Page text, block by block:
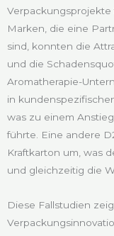
Verpackungsprojekte
Marken, die eine
sind, konnten die
und die
Aromatherapie-
in
was zu einem
führte. Eine andere
Kraftkarton um, was
und gleichzeitig die
Diese Fallstudien